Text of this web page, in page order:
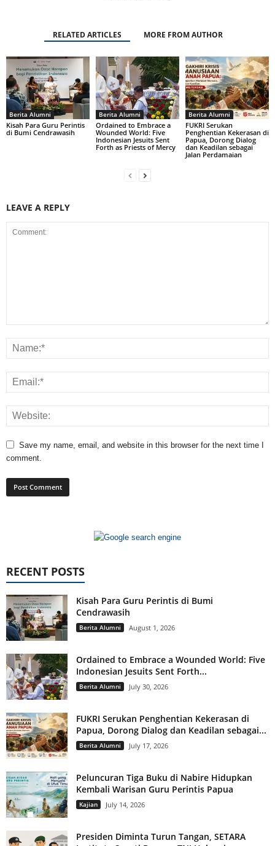
RELATED ARTICLES MORE FROM AUTHOR
Berita Alumni
Kisah Para Guru Perintis
di Bumi Cendrawasih
Berita Alumni
Ordained to Embrace a
Wounded World: Five
Indonesian Jesuits Sent
Forth as Priests of Mercy
Berita Alumni
FUKRI Serukan
Penghentian Kekerasan di
Papua, Dorong Dialog
dan Keadilan sebagai
Jalan Perdamaian
LEAVE A REPLY
Save my name, email, and website in this browser for the next time I
comment.
RECENT POSTS
Kisah Para Guru Perintis di Bumi
Cendrawasih
Berita Alumni August 1, 2026
Ordained to Embrace a Wounded World: Five
Indonesian Jesuits Sent Forth...
Berita Alumni July 30, 2026
FUKRI Serukan Penghentian Kekerasan di
Papua, Dorong Dialog dan Keadilan sebagai...
Berita Alumni July 17, 2026
Peluncuran Tiga Buku di Nabire Hidupkan
Kembali Warisan Guru Perintis Papua
Kajian July 14, 2026
Presiden Diminta Turun Tangan, SETARA